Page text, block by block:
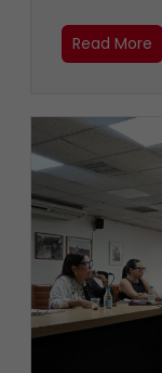
Read More